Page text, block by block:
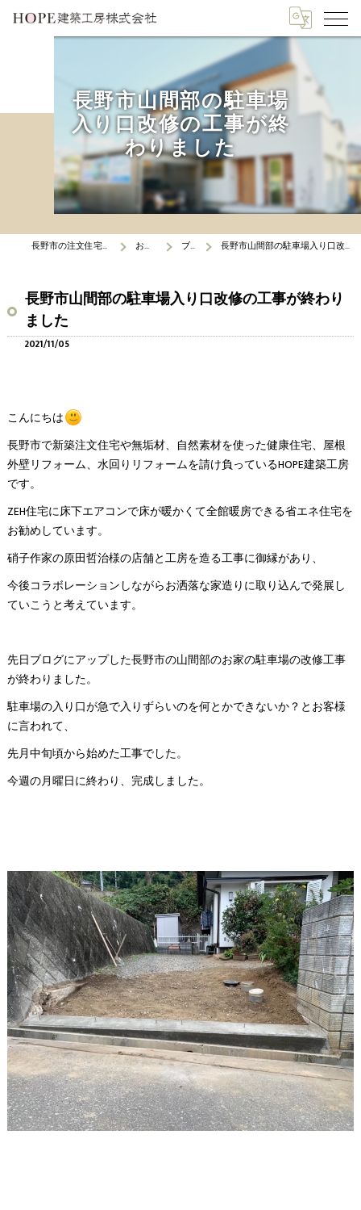
長野市山間部の駐車場
入り口改修の工事が終
わりました
長野市の注文住宅はHOPE建築工房 お知らせ ブログ 長野市山間部の駐車場入り口改修の工事が終わりました
長野市山間部の駐車場入り口改修の工事が終わり
ました
2021/11/05
こんにちは
長野市で新築注文住宅や無垢材、自然素材を使った健康住宅、屋根
外壁リフォーム、水回りリフォームを請け負っているHOPE建築工房
です。
ZEH住宅に床下エアコンで床が暖かくて全館暖房できる省エネ住宅を
お勧めしています。
硝子作家の原田哲治様の店舗と工房を造る工事に御縁があり、
今後コラボレーションしながらお洒落な家造りに取り込んで発展し
ていこうと考えています。
先日ブログにアップした長野市の山間部のお家の駐車場の改修工事
が終わりました。
駐車場の入り口が急で入りずらいのを何とかできないか？とお客様
に言われて、
先月中旬頃から始めた工事でした。
今週の月曜日に終わり、完成しました。